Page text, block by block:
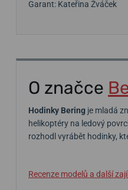
Garant: Kateřina Žváček
O značce
Hodinky Bering je mladá
helikoptéry na ledový
rozhodl vyrábět hodinky,
Recenze modelů a další